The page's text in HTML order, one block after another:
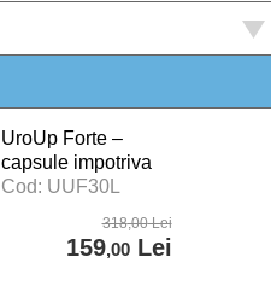
UroUp Forte –
capsule impotriva
prostatitei – 30 cps
Cod: UUF30L
318,00Lei
159,00Lei